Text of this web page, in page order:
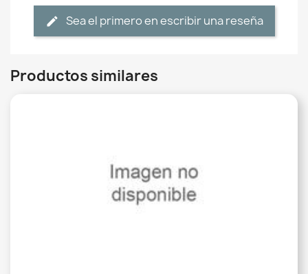
Sea el primero en escribir una reseña
Productos similares